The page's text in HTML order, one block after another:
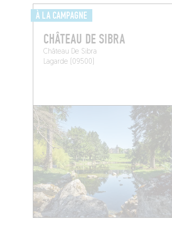
À LA CAMPAGNE
CHÂTEAU DE SIBRA
Château De Sibra
Lagarde (09500)